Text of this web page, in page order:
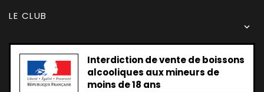
LE CLUB

Interdiction de vente de boissons
alcooliques aux mineurs de
moins de 18 ans